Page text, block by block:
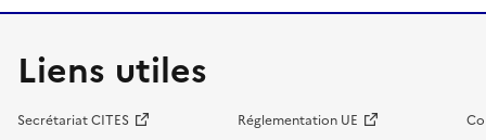
Liens utiles
Secrétariat CITES Réglementation UE